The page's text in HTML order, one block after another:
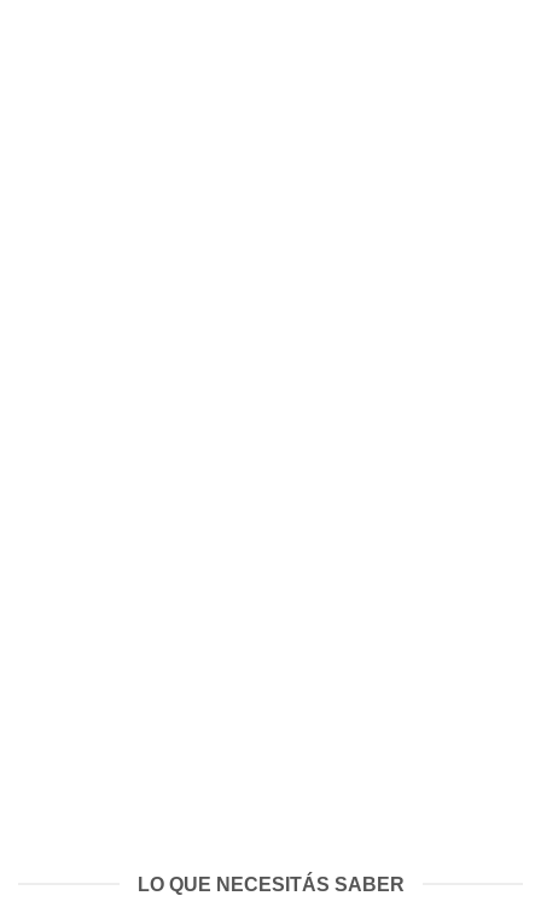
LO QUE NECESITÁS SABER